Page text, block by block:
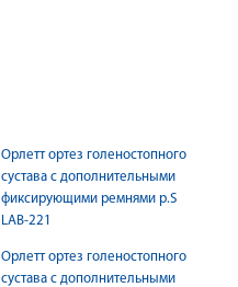
Орлетт ортез голеностопного
сустава с дополнительными
фиксирующими ремнями р.S
LAB-221
Орлетт ортез голеностопного
сустава с дополнительными